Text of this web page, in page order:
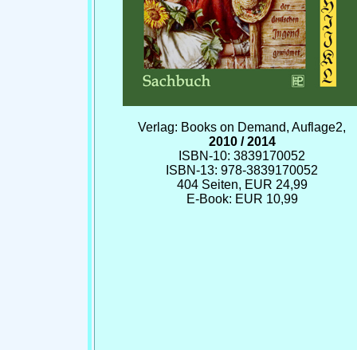
Verlag: Books on Demand, Auflage2,
2010 / 2014
ISBN-10: 3839170052
ISBN-13: 978-3839170052
404 Seiten, EUR 24,99
E-Book: EUR 10,99